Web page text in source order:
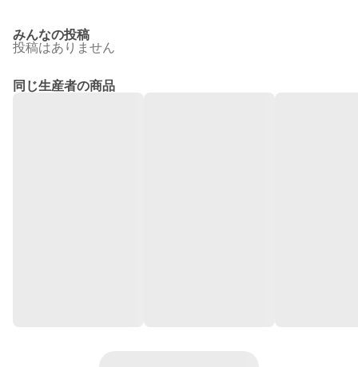
みんなの投稿
投稿はありません
同じ生産者の商品